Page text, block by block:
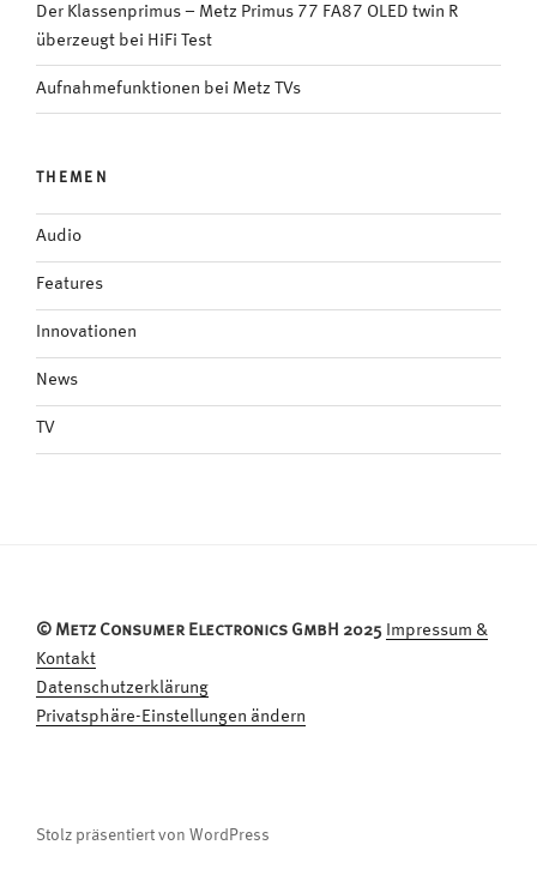
Der Klassenprimus – Metz Primus 77 FA87 OLED twin R
überzeugt bei HiFi Test
Aufnahmefunktionen bei Metz TVs
THEMEN
Audio
Features
Innovationen
News
TV
© Metz Consumer Electronics GmbH 2025 Impressum &
Kontakt
Datenschutzerklärung
Privatsphäre-Einstellungen ändern
Stolz präsentiert von WordPress